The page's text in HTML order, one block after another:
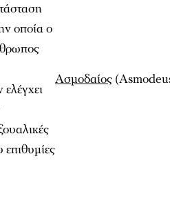
οποία ο
ελέγχει
επιθυμίες
Ασμοδαίος